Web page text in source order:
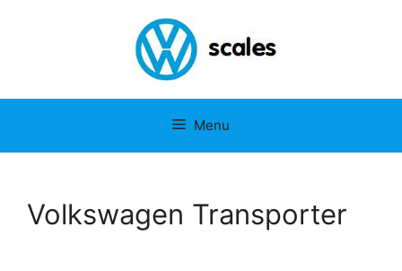
Menu
Volkswagen Transporter